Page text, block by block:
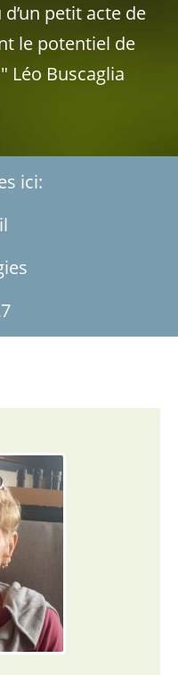
petit acte de
le potentiel de
Léo Buscaglia
ici: